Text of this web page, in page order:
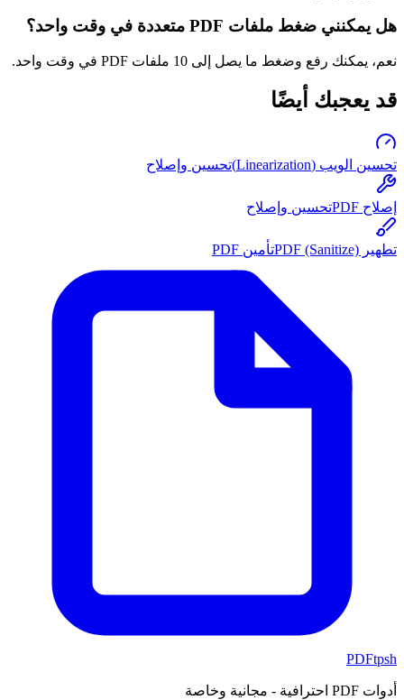
هل يمكنني ضغط ملفات PDF متعددة في وقت واحد؟
نعم، يمكنك رفع وضغط ما يصل إلى 10 ملفات PDF في وقت واحد.
قد يعجبك أيضًا
تحسين الويب (Linearization) تحسين وإصلاح
إصلاح PDF تحسين وإصلاح
تطهير PDF (Sanitize) تأمين PDF
PDFtpsh
أدوات PDF احترافية - مجانية وخاصة